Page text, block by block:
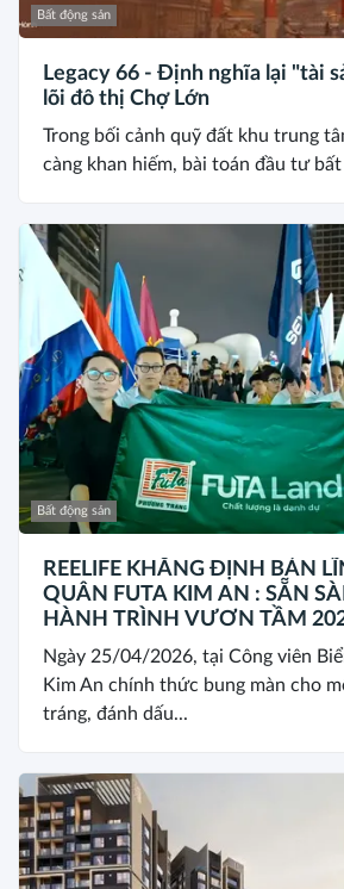
Bất động sản
Legacy 66 - Định nghĩa lại "tài
lõi đô thị Chợ Lớn
Trong bối cảnh quỹ đất khu trung
càng khan hiếm, bài toán đầu tư bất
Bất động sản
REELIFE KHẲNG ĐỊNH BẢN
QUÂN FUTA KIM AN : SẴN
HÀNH TRÌNH VƯƠN TẦM
Ngày 25/04/2026, tại Công viên
Kim An chính thức bung màn cho
tráng, đánh dấu...